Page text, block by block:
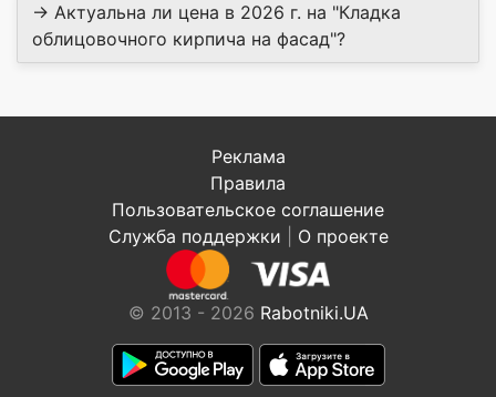
→ Актуальна ли цена в 2026 г. на "Кладка
облицовочного кирпича на фасад"?
Реклама
Правила
Пользовательское соглашение
Служба поддержки
О проекте
© 2013 - 2026 Rabotniki.UA